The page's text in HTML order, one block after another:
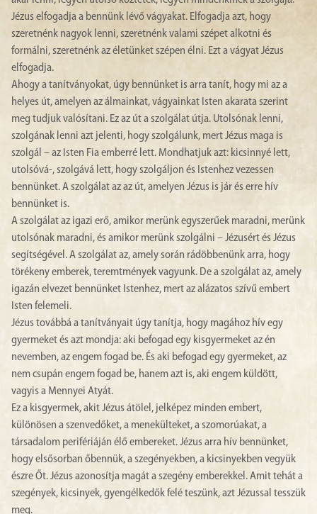
Jézus elfogadja a bennünk lévő vágyakat. Elfogadja azt, hogy
szeretnénk nagyok lenni, szeretnénk valami szépet alkotni és
formálni, szeretnénk az életünket szépen élni. Ezt a vágyat Jézus
elfogadja.
Ahogy a tanítványokat, úgy bennünket is arra tanít, hogy mi az a
helyes út, amelyen az álmainkat, vágyainkat Isten akarata szerint
meg tudjuk valósítani. Ez az út a szolgálat útja. Utolsónak lenni,
szolgának lenni azt jelenti, hogy szolgálunk, mert Jézus maga is
szolgál – az Isten Fia emberré lett. Mondhatjuk azt: kicsinnyé lett,
utolsóvá-, szolgává lett, hogy szolgáljon és Istenhez vezessen
bennünket. A szolgálat az az út, amelyen Jézus is jár és erre hív
bennünket is.
A szolgálat az igazi erő, amikor merünk egyszerűek maradni, merünk
utolsónak maradni, és amikor merünk szolgálni – Jézusért és Jézus
segítségével. A szolgálat az, amely során rádöbbenünk arra, hogy
törékeny emberek, teremtmények vagyunk. De a szolgálat az, amely
igazán elvezet bennünket Istenhez, mert az alázatos szívű embert
Isten felemeli.
Jézus továbbá a tanítványait úgy tanítja, hogy magához hív egy
gyermeket és azt mondja: aki befogad egy kisgyermeket az én
nevemben, az engem fogad be. És aki befogad egy gyermeket, az
nem csupán engem fogad be, hanem azt is, aki engem küldött,
vagyis a Mennyei Atyát.
Ez a kisgyermek, akit Jézus átölel, jelképez minden embert,
különösen a szenvedőket, a menekülteket, a szomorúakat, a
társadalom perifériáján élő embereket. Jézus arra hív bennünket,
hogy elsősorban őbennük, a szegényekben, a kicsinyekben vegyük
észre Őt. Jézus azonosítja magát a szegény emberekkel. Amit tehát a
szegények, kicsinyek, gyengélkedők felé teszünk, azt Jézussal tesszük
meg.